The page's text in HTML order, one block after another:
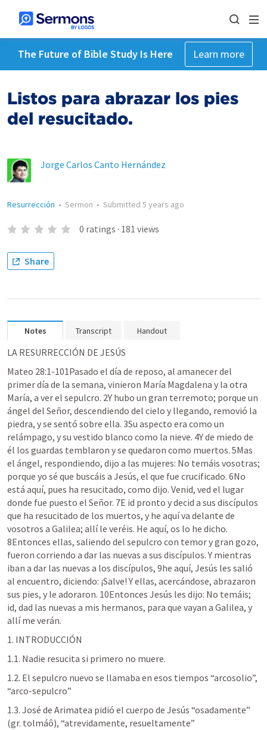
The Future of Bible Study Is Here Learn more
Listos para abrazar los pies
del resucitado.
Jorge Carlos Canto Hernández
Resurrección • Sermon • Submitted 5 years ago
0 ratings · 181 views
Share
Notes Transcript Handout
LA RESURRECCIÓN DE JESÚS
Mateo 28:1-101Pasado el día de reposo, al amanecer del
primer día de la semana, vinieron María Magdalena y la otra
María, a ver el sepulcro. 2Y hubo un gran terremoto; porque un
ángel del Señor, descendiendo del cielo y llegando, removió la
piedra, y se sentó sobre ella. 3Su aspecto era como un
relámpago, y su vestido blanco como la nieve. 4Y de miedo de
él los guardas temblaron y se quedaron como muertos. 5Mas
el ángel, respondiendo, dijo a las mujeres: No temáis vosotras;
porque yo sé que buscáis a Jesús, el que fue crucificado. 6No
está aquí, pues ha resucitado, como dijo. Venid, ved el lugar
donde fue puesto el Señor. 7E id pronto y decid a sus discípulos
que ha resucitado de los muertos, y he aquí va delante de
vosotros a Galilea; allí le veréis. He aquí, os lo he dicho.
8Entonces ellas, saliendo del sepulcro con temor y gran gozo,
fueron corriendo a dar las nuevas a sus discípulos. Y mientras
iban a dar las nuevas a los discípulos, 9he aquí, Jesús les salió
al encuentro, diciendo: ¡Salve! Y ellas, acercándose, abrazaron
sus pies, y le adoraron. 10Entonces Jesús les dijo: No temáis;
id, dad las nuevas a mis hermanos, para que vayan a Galilea, y
allí me verán.
1. INTRODUCCIÓN
1.1. Nadie resucita si primero no muere.
1.2. El sepulcro nuevo se llamaba en esos tiempos “arcosolio”,
“arco-sepulcro”
1.3. José de Arimatea pidió el cuerpo de Jesús “osadamente”
(gr. tolmáô), “atrevidamente, resueltamente”